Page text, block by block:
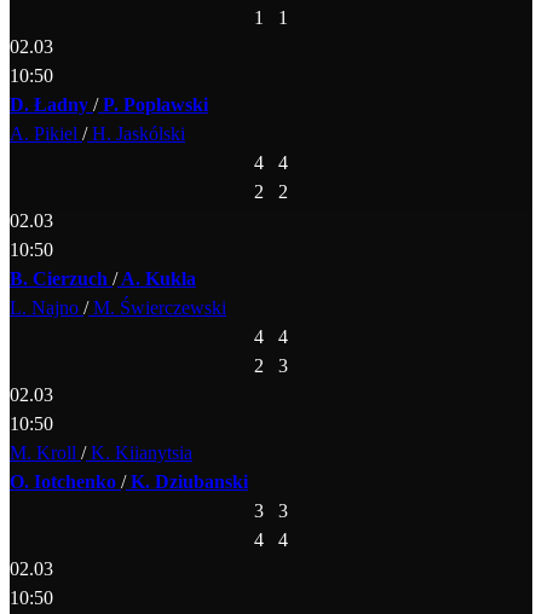
1
1
02.03
10:50
D. Ładny /P. Poplawski
A. Pikiel /H. Jaskólski
4
4
2
2
02.03
10:50
B. Cierzuch /A. Kukla
L. Najno /M. Świerczewski
4
4
2
3
02.03
10:50
M. Kroll /K. Kiianytsia
O. Iotchenko /K. Dziubanski
3
3
4
4
02.03
10:50